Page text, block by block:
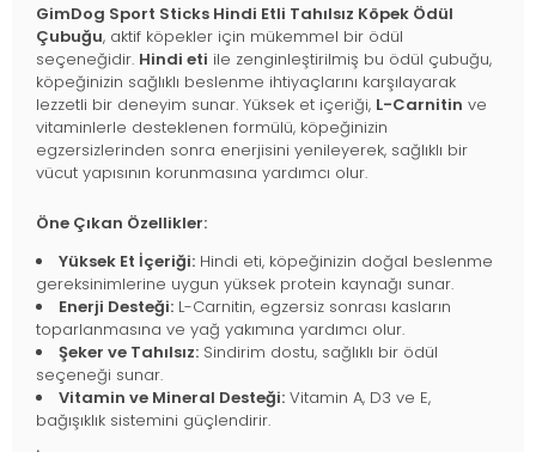
GimDog Sport Sticks Hindi Etli Tahılsız Köpek Ödül
Çubuğu, aktif köpekler için mükemmel bir ödül
seçeneğidir. Hindi eti ile zenginleştirilmiş bu ödül çubuğu,
köpeğinizin sağlıklı beslenme ihtiyaçlarını karşılayarak
lezzetli bir deneyim sunar. Yüksek et içeriği, L-Carnitin ve
vitaminlerle desteklenen formülü, köpeğinizin
egzersizlerinden sonra enerjisini yenileyerek, sağlıklı bir
vücut yapısının korunmasına yardımcı olur.
Öne Çıkan Özellikler:
Yüksek Et İçeriği: Hindi eti, köpeğinizin doğal beslenme
gereksinimlerine uygun yüksek protein kaynağı sunar.
Enerji Desteği: L-Carnitin, egzersiz sonrası kasların
toparlanmasına ve yağ yakımına yardımcı olur.
Şeker ve Tahılsız: Sindirim dostu, sağlıklı bir ödül
seçeneği sunar.
Vitamin ve Mineral Desteği: Vitamin A, D3 ve E,
bağışıklık sistemini güçlendirir.